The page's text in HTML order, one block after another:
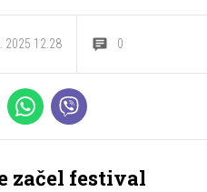
2025 12.28 0
začel festival